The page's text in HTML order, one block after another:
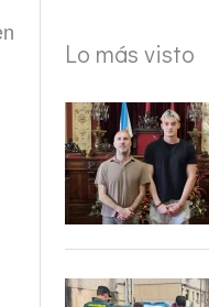
Lo más visto